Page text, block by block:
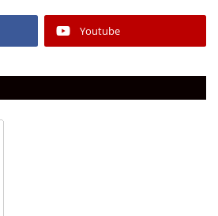
Youtube